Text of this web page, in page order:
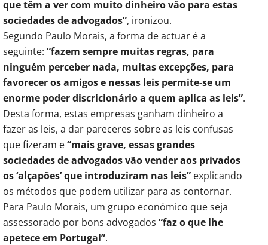
que têm a ver com muito dinheiro vão para estas
sociedades de advogados”, ironizou.
Segundo Paulo Morais, a forma de actuar é a
seguinte: “fazem sempre muitas regras, para
ninguém perceber nada, muitas excepções, para
favorecer os amigos e nessas leis permite-se um
enorme poder discricionário a quem aplica as leis”.
Desta forma, estas empresas ganham dinheiro a
fazer as leis, a dar pareceres sobre as leis confusas
que fizeram e“mais grave, essas grandes
sociedades de advogados vão vender aos privados
os ‘alçapões’ que introduziram nas leis” explicando
os métodos que podem utilizar para as contornar.
Para Paulo Morais, um grupo económico que seja
assessorado por bons advogados “faz o que lhe
apetece em Portugal”.